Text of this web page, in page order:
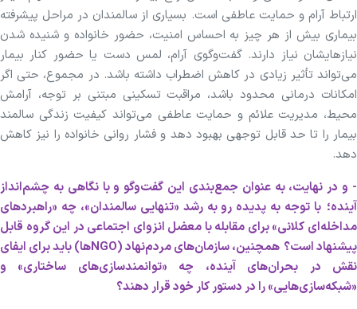
ارتباط آرام و حمایت عاطفی است. بسیاری از سالمندان در مراحل پیشرفته
بیماری بیش از هر چیز به احساس امنیت، حضور خانواده و شنیده شدن
نیازهایشان نیاز دارند. گفت‌وگوی آرام، لمس دست یا حضور کنار بیمار
می‌تواند تأثیر زیادی در کاهش اضطراب داشته باشد. در مجموع، حتی اگر
امکانات درمانی محدود باشد، مراقبت تسکینی مبتنی بر توجه، آرامش
محیط، مدیریت علائم و حمایت عاطفی می‌تواند کیفیت زندگی سالمند
بیمار را تا حد قابل توجهی بهبود دهد و فشار روانی خانواده را نیز کاهش
دهد.
- و در نهایت، به عنوان جمع‌بندی این گفت‌وگو و با نگاهی به چشم‌انداز
آینده؛ با توجه به پدیده رو به رشد «تنهایی سالمندان»، چه «راهبردهای
مداخله‌ای کلانی» برای مقابله با معضل انزوای اجتماعی در این گروه قابل
پیشنهاد است؟
همچنین، سازمان‌های مردم‌نهاد (NGOها) باید برای ایفای
نقش در بحران‌های آینده، چه «توانمندسازی‌های ساختاری» و
«شبکه‌سازی‌هایی» را در دستور کار خود قرار دهند؟